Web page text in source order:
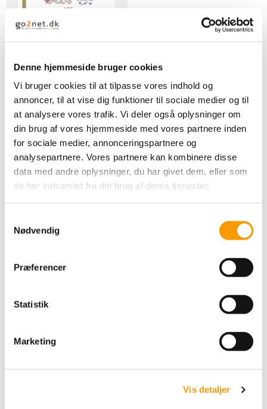
Denne hjemmeside bruger cookies
Vi bruger cookies til at tilpasse vores indhold og
annoncer, til at vise dig funktioner til sociale medier og til
at analysere vores trafik. Vi deler også oplysninger om
din brug af vores hjemmeside med vores partnere inden
for sociale medier, annonceringspartnere og
analysepartnere. Vores partnere kan kombinere disse
data med andre oplysninger, du har givet dem, eller som
de har indsamlet fra din brug af deres tjenester.
Nødvendig
Præferencer
Statistik
Marketing
Vis detaljer
DMC Broderi minibog
55,00 DKK
VIS PRODUKT